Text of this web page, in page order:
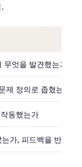
엇을 발견했는가
제 정의로 좁혔는가
동했는가
가, 피드백을 반영했